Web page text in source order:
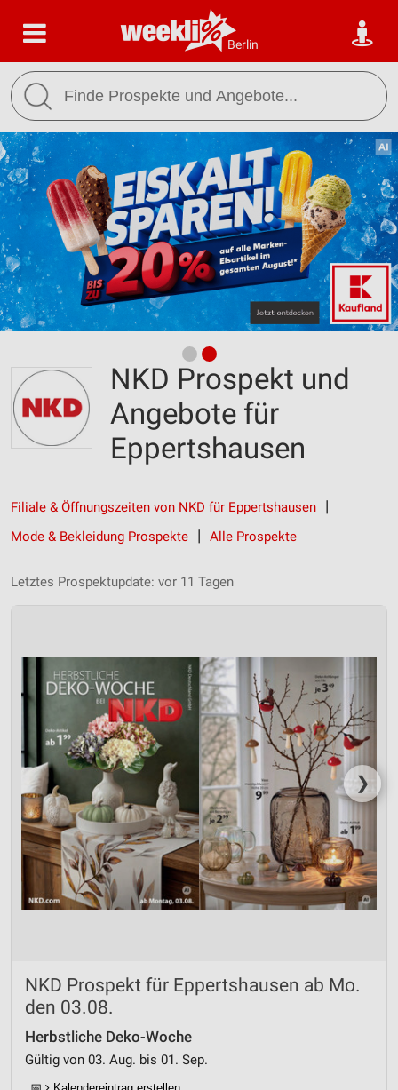
Berlin
NKD Prospekt und
Angebote für
Eppertshausen
Filiale & Öffnungszeiten von NKD für Eppertshausen
Mode & Bekleidung Prospekte
Alle Prospekte
Letztes Prospektupdate: vor 11 Tagen
❯
NKD Prospekt für Eppertshausen ab Mo.
den 03.08.
Herbstliche Deko-Woche
Gültig von 03. Aug. bis 01. Sep.